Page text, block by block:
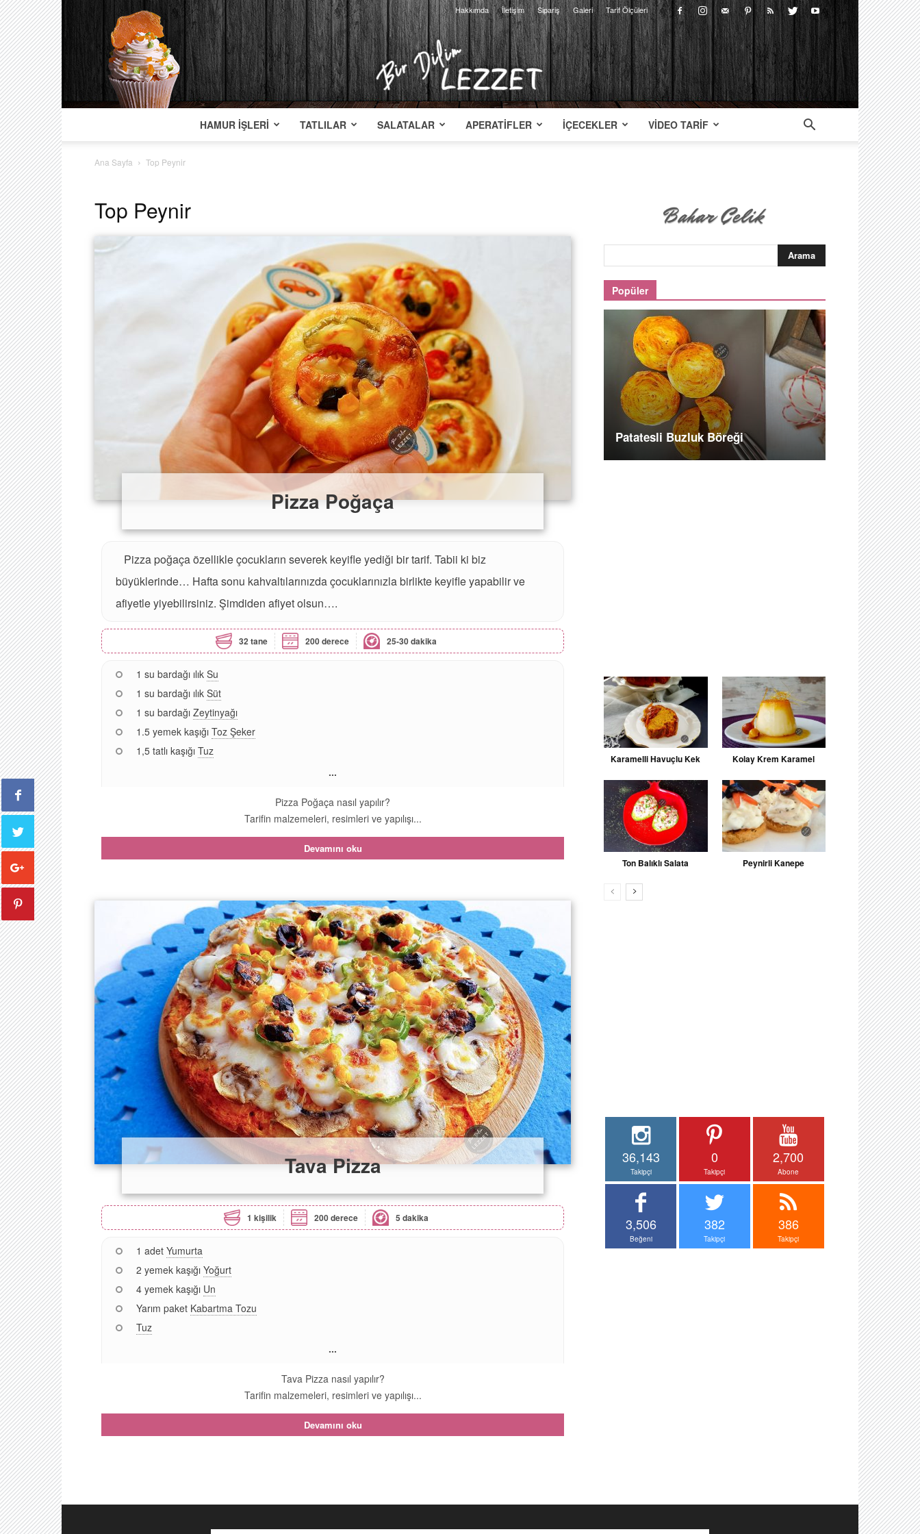
Hakkımda İletişim Sipariş Galeri Tarif Ölçüleri
Lezzet
HAMUR İŞLERI TATLILAR SALATALAR APERATIFLER İÇECEKLER VIDEO TARIF
Ana Sayfa Top Peynir
Top Peynir
Pizza Poğaça
Pizza poğaça özellikle çocukların severek keyifle yediği bir tarif. Tabii ki biz
büyüklerinde… Hafta sonu kahvaltılarınızda çocuklarınızla birlikte keyifle yapabilir ve
afiyetle yiyebilirsiniz. Şimdiden afiyet olsun….
32 tane 200 derece 25-30 dakika
1 su bardağı ılık Su
1 su bardağı ılık Süt
1 su bardağı Zeytinyağı
1.5 yemek kaşığı Toz Şeker
1,5 tatlı kaşığı Tuz
...
Pizza Poğaça nasıl yapılır?
Tarifin malzemeleri, resimleri ve yapılışı...
Devamını oku
Tava Pizza
1 kişilik 200 derece 5 dakika
1 adet Yumurta
2 yemek kaşığı Yoğurt
4 yemek kaşığı Un
Yarım paket Kabartma Tozu
Tuz
...
Tava Pizza nasıl yapılır?
Tarifin malzemeleri, resimleri ve yapılışı...
Devamını oku
Popüler
Patatesli Buzluk Böreği
Karamelli Havuçlu Kek Kolay Krem Karamel
Ton Balıklı Salata Peynirli Kanepe
36,143
Takipçi
0
Takipçi
2,700
Abone
3,506
Beğeni
382
Takipçi
386
Takipçi